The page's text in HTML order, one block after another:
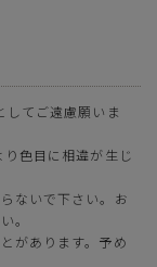
してご遠慮願いま
色目に相違が生じ
ないで下さい。お
。
があります。予め